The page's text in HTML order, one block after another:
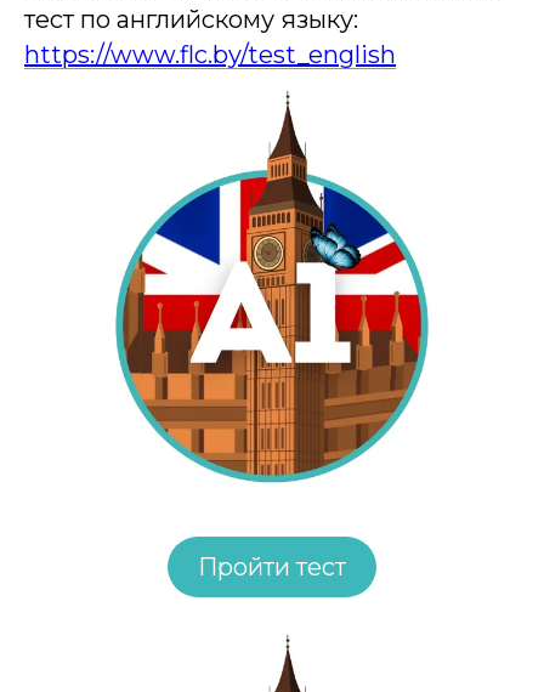
тест по английскому языку:
https://www.flc.by/test_english
Пройти тест